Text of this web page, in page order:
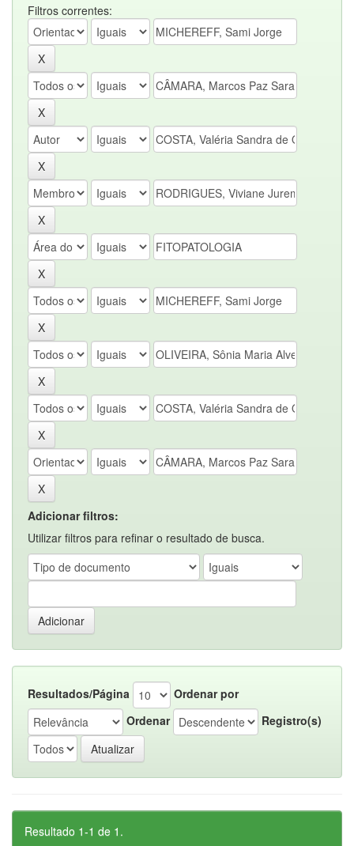
Filtros correntes:
Adicionar filtros:
Utilizar filtros para refinar o resultado de busca.
Resultados/Página
Ordenar por
Ordenar
Registro(s)
Resultado 1-1 de 1.